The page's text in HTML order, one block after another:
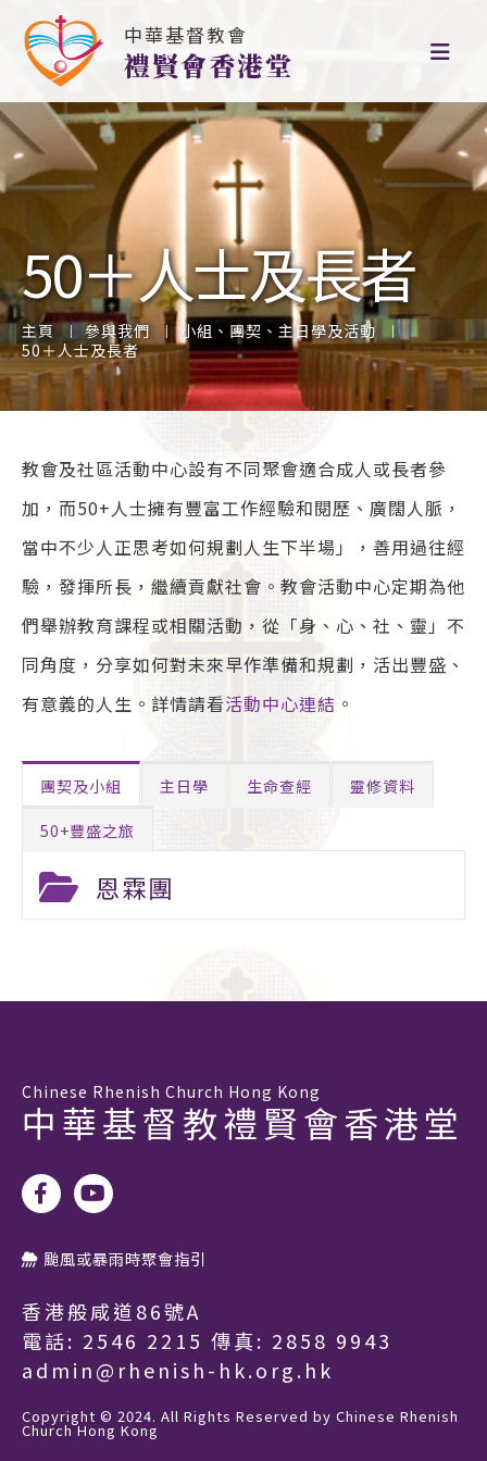
中華基督教會
禮賢會香港堂
50＋人士及長者
主頁 參與我們
小組、團契、主日學及活動
50＋人士及長者
教會及社區活動中心設有不同聚會適合成人或長者參
加，而50+人士擁有豐富工作經驗和閱歷、廣闊人脈，
當中不少人正思考如何規劃人生下半場」，善用過往經
驗，發揮所長，繼續貢獻社會。教會活動中心定期為他
們舉辦教育課程或相關活動，從「身、心、社、靈」不
同角度，分享如何對未來早作準備和規劃，活出豐盛、
有意義的人生。詳情請看活動中心連結 。
團契及小組 主日學 生命查經 靈修資料
50+豐盛之旅
恩霖團
Chinese Rhenish Church Hong Kong
中華基督教禮賢會香港堂
颱風或暴雨時聚會指引
香港般咸道86號A
電話: 2546 2215 傳真: 2858 9943
admin@rhenish-hk.org.hk
Copyright © 2024. All Rights Reserved by Chinese Rhenish
Church Hong Kong